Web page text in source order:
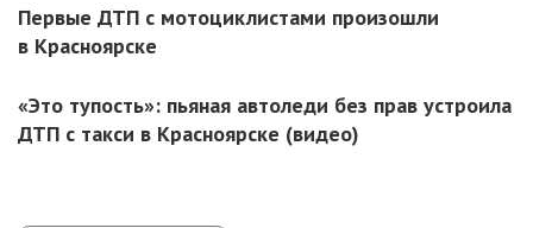
Первые ДТП с мотоциклистами произошли
в Красноярске
«Это тупость»: пьяная автоледи без прав устроила
ДТП с такси в Красноярске (видео)